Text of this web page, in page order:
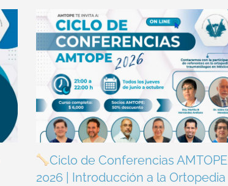
Ciclo de Conferencias AMTOPE
2026 | Introducción a la Ortopedia